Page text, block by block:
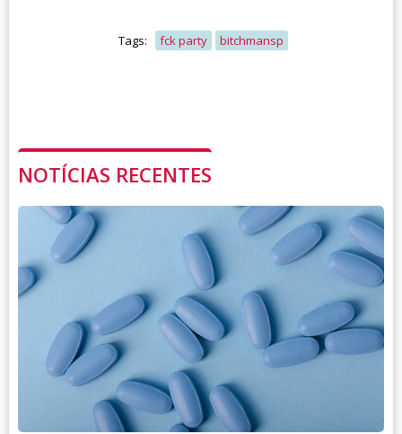
Tags: fck party bitchmansp
NOTÍCIAS RECENTES